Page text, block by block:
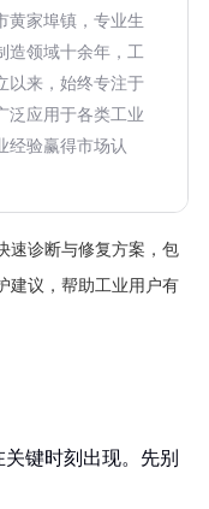
黄家埠镇，专业生
造领域十余年，工
以来，始终专注于
泛应用于各类工业
经验赢得市场认
速诊断与修复方案，包
建议，帮助工业用户有
键时刻出现。先别